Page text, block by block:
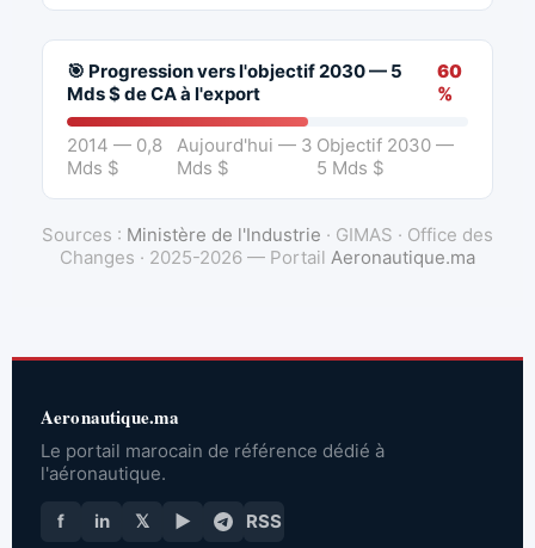
🎯 Progression vers l'objectif 2030 — 5
Mds $ de CA à l'export
60
%
2014 — 0,8
Mds $
Aujourd'hui — 3
Mds $
Objectif 2030 —
5 Mds $
Sources : Ministère de l'Industrie · GIMAS · Office des
Changes · 2025-2026 — Portail Aeronautique.ma
Aeronautique.ma
Le portail marocain de référence dédié à
l'aéronautique.
f in 𝕏 ▶ RSS